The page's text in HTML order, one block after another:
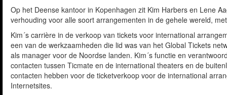
Op het Deense kantoor in Kopenhagen zit Kim Harbers en Lene
verhouding voor alle soort arrangementen in de gehele wereld,
Kim´s carrière in de verkoop van tickets voor international
een van de werkzaamheden die lid was van het Global Tickets
als manager voor de Noordse landen. Kim´s functie en
contacten tussen Ticmate en de international theaters en de
contacten hebben voor de ticketverkoop voor de international
Internetsites.